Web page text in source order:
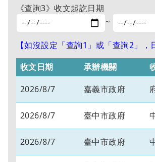
《查詢3》收文起訖日期
~
【如沒設定「查詢1」或「查詢2」
收文日期
承辦機關
2026/8/7
嘉義市政府
2026/8/7 臺中市政府
2026/8/7 臺中市政府